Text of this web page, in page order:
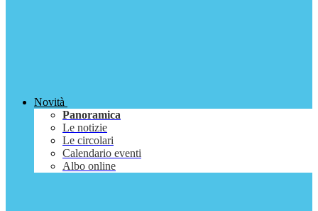
Novità
Panoramica
Le notizie
Le circolari
Calendario eventi
Albo online